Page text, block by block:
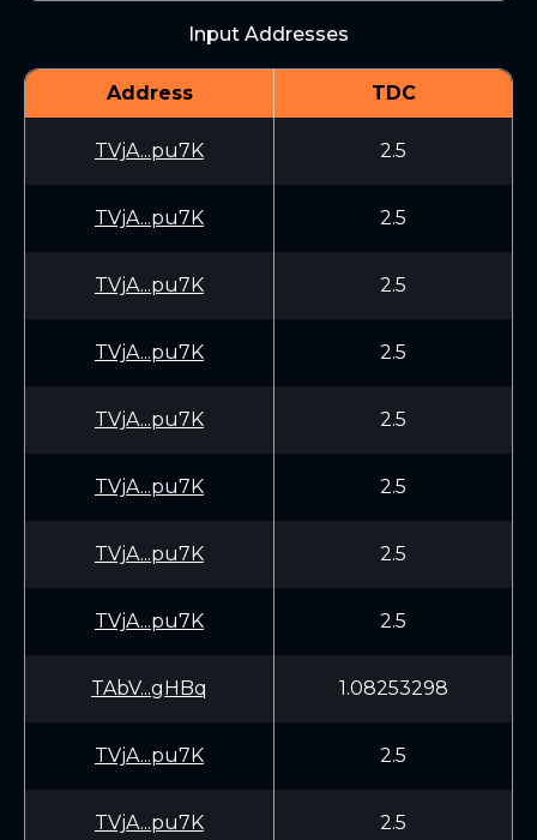
Input Addresses
Address TDC
TVjA...pu7K 2.5
TVjA...pu7K 2.5
TVjA...pu7K 2.5
TVjA...pu7K 2.5
TVjA...pu7K 2.5
TVjA...pu7K 2.5
TVjA...pu7K 2.5
TVjA...pu7K 2.5
TAbV...gHBq 1.08253298
TVjA...pu7K 2.5
TVjA...pu7K 2.5